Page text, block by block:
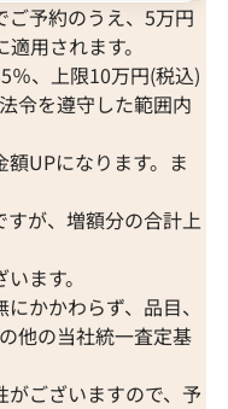
予約のうえ、5万円
用されます。
％、上限10万円(税込)
令を遵守した範囲内
UPになります。ま
が、増額分の合計上
ます。
かかわらず、品目、
他の当社統一査定基
ございますので、予